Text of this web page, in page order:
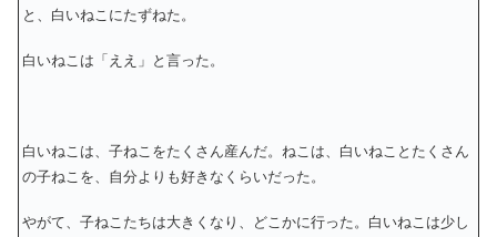
と、白いねこにたずねた。
白いねこは「ええ」と言った。
白いねこは、子ねこをたくさん産んだ。ねこは、白いねことたくさん
の子ねこを、自分よりも好きなくらいだった。
やがて、子ねこたちは大きくなり、どこかに行った。白いねこは少し